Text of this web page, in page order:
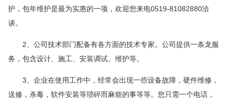
护，包年维护是最为实惠的一项，欢迎您来电0519-81082880洽
谈。
2、公司技术部门配备有各方面的技术专家。公司提供一条龙服
务，包含设计、施工、安装调试、维护等。
3、企业在使用工作中，经常会出现一些设备故障，硬件维修，
送修，杀毒，软件安装等琐碎而麻烦的事等等。您只需一个电话，